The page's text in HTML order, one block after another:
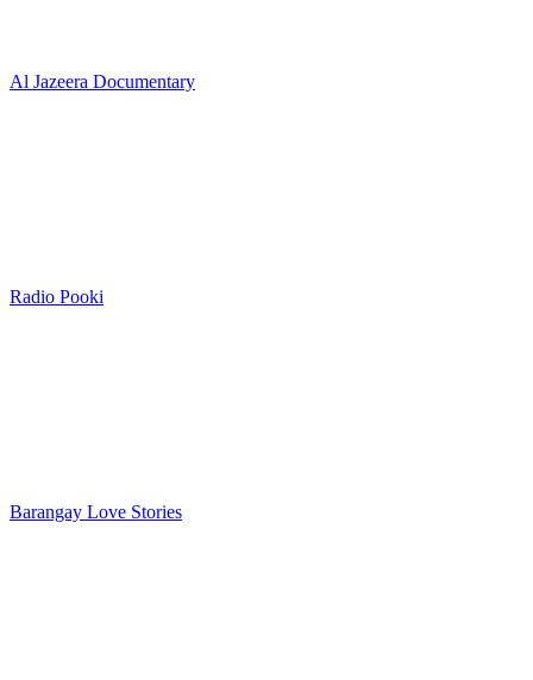
Al Jazeera Documentary
Radio Pooki
Barangay Love Stories